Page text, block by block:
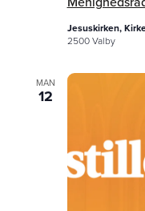
Jesuskirken,
2500 Valby
MAN
12